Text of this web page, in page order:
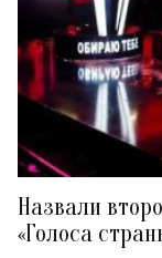
Назвали
«Голоса